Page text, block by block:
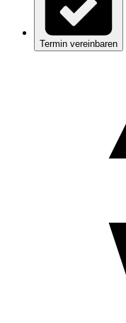
Termin vereinbaren